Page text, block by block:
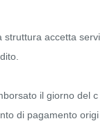
struttura accetta servi
il giorno del c
di pagamento origi